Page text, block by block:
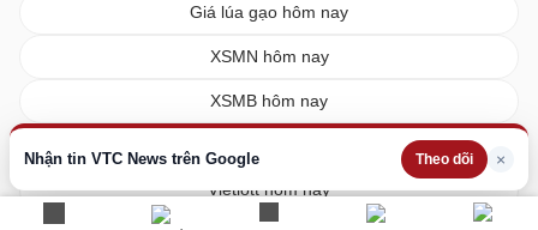
Nhận tin VTC News trên Google Theo dõi ×
Giá lúa gạo hôm nay
XSMN hôm nay
XSMB hôm nay
Vietlott hôm nay